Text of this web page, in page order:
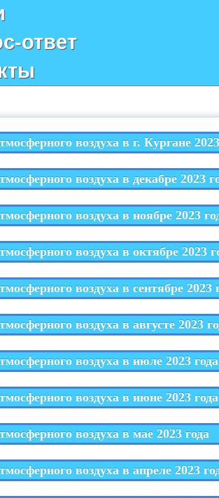
ответ
воздуха в г. Кургане 2023
воздуха в декабре 2023
воздуха в ноябре 2023
воздуха в октябре 2023
воздуха в сентябре 2023
воздуха в августе 2023
воздуха в июле 2023 года
воздуха в июне 2023 года
воздуха в мае 2023 года
воздуха в апреле 2023